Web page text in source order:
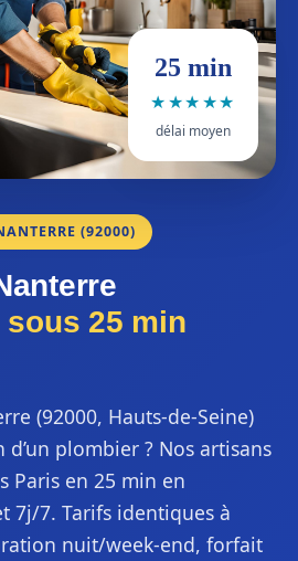
(92000)
25 min
(92000, Hauts-de-Seine)
d’un plombier ? Nos artisans
Paris en 25 min en
7j/7. Tarifs identiques à
nuit/week-end, forfait
25 min
★★★★★
délai moyen